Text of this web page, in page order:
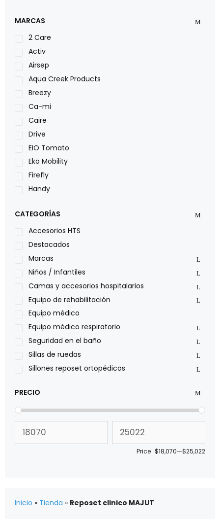
MARCAS
2 Care
Activ
Airsep
Aqua Creek Products
Breezy
Ca-mi
Caire
Drive
EIO Tomato
Eko Mobility
Firefly
Handy
Leggero
Lumex
Medical Store
Nidek
Oxiplus
Philips
Pride
Roho
Sillas de ruedas Everest Jennings
Stealth products
Xiehe Medical
CATEGORÍAS
Accesorios HTS
Destacados
Marcas
Niños / Infantiles
Camas y accesorios hospitalarios
Equipo de rehabilitación
Equipo médico
Equipo médico respiratorio
Seguridad en el baño
Sillas de ruedas
Sillones reposet ortopédicos
PRECIO
Price: $18,070—$25,022
Inicio » Tienda » Reposet clinico MAJUT